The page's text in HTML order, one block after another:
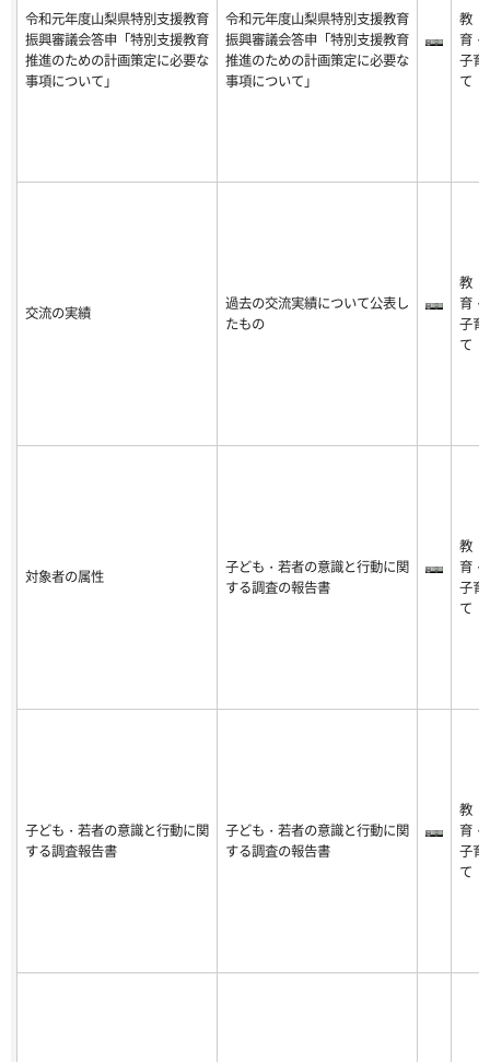
令和元年度山梨県特別支援教育
振興審議会答申「特別支援教育
推進のための計画策定に必要な
事項について」
令和元年度山梨県特別支援教育
振興審議会答申「特別支援教育
推進のための計画策定に必要な
事項について」
教
育・
子育
て
交流の実績
過去の交流実績について公表し
たもの
教
育・
子育
て
対象者の属性
子ども・若者の意識と行動に関
する調査の報告書
教
育・
子育
て
子ども・若者の意識と行動に関
する調査報告書
子ども・若者の意識と行動に関
する調査の報告書
教
育・
子育
て